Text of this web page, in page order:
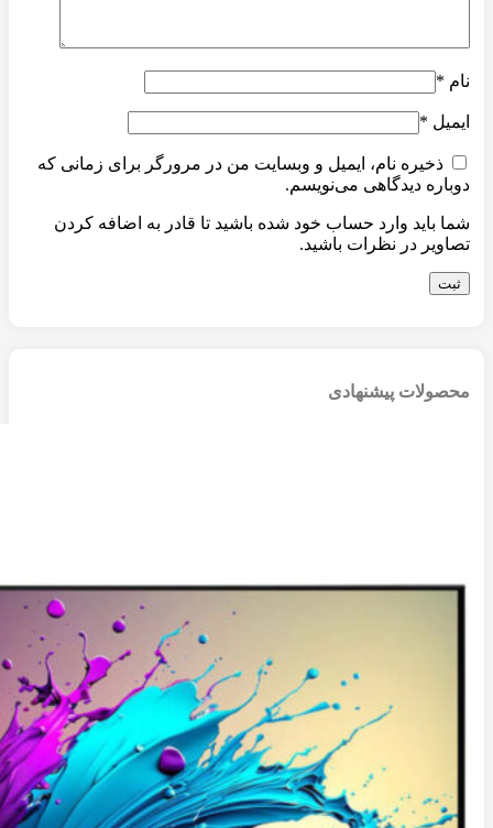
نام *
ایمیل *
ذخیره نام، ایمیل و وبسایت من در مرورگر برای زمانی که
دوباره دیدگاهی می‌نویسم.
شما باید وارد حساب خود شده باشید تا قادر به اضافه کردن
تصاویر در نظرات باشید.
محصولات پیشنهادی